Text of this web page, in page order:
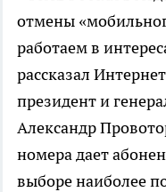
отмены
работаем в
рассказал
президент и
Александр
номера дает
выборе наиболее